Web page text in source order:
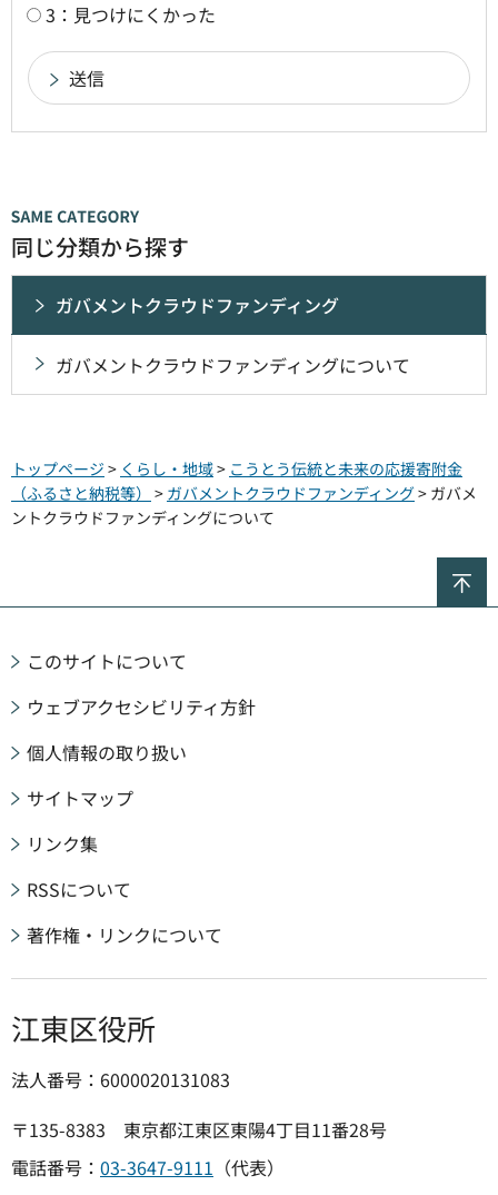
3：見つけにくかった
同じ分類から探す
ガバメントクラウドファンディング
ガバメントクラウドファンディングについて
トップページ > くらし・地域> こうとう伝統と未来の応援寄附金
（ふるさと納税等） > ガバメントクラウドファンディング> ガバメ
ントクラウドファンディングについて
このサイトについて
ウェブアクセシビリティ方針
個人情報の取り扱い
サイトマップ
リンク集
RSSについて
著作権・リンクについて
江東区役所
法人番号：6000020131083
〒135-8383 東京都江東区東陽4丁目11番28号
電話番号： 03-3647-9111 （代表）